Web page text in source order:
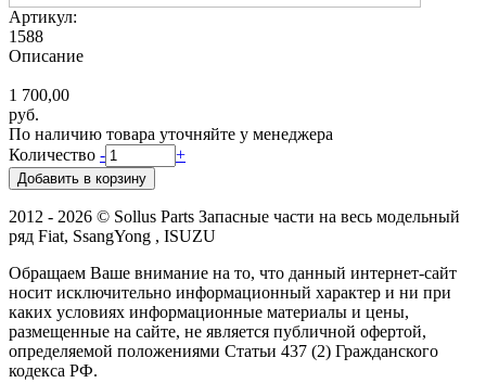
Артикул:
1588
Описание
1 700,00
руб.
По наличию товара уточняйте у менеджера
Количество - +
2012 - 2026 © Sollus Parts Запасные части на весь модельный
ряд Fiat, SsangYong , ISUZU
Обращаем Ваше внимание на то, что данный интернет-сайт
носит исключительно информационный характер и ни при
каких условиях информационные материалы и цены,
размещенные на сайте, не является публичной офертой,
определяемой положениями Статьи 437 (2) Гражданского
кодекса РФ.